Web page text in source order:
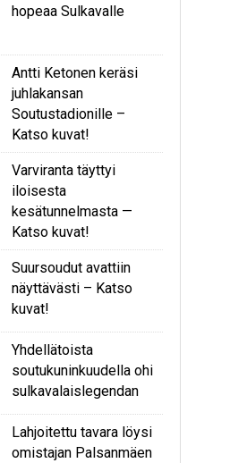
hopeaa Sulkavalle
Antti Ketonen keräsi
juhlakansan
Soutustadionille –
Katso kuvat!
Varviranta täyttyi
iloisesta
kesätunnelmasta —
Katso kuvat!
Suursoudut avattiin
näyttävästi – Katso
kuvat!
Yhdellätoista
soutukuninkuudella ohi
sulkavalaislegendan
Lahjoitettu tavara löysi
omistajan Palsanmäen